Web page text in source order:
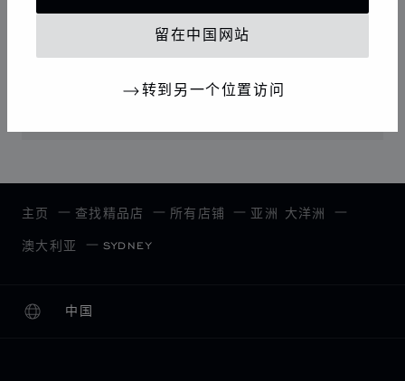
留在中国网站
转到另一个位置访问
Crown Towers
Shop 3A/201 Great Eastern Hwy
+61861693690
主页 查找精品店 所有店铺 亚洲 大洋洲
澳大利亚 SYDNEY
中国
本地化（更改国家/地区）
更改国家/地区